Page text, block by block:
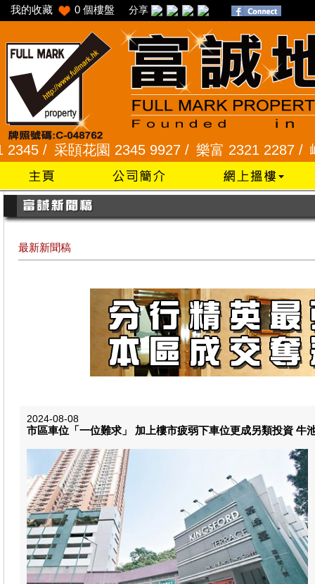
我的收藏 0 個樓盤 分享
采頣花園 2345 9927 /樂富 2321 2287 / 峻弦、
最新新聞稿
2024-08-08
市區車位「一位難求」 加上樓市疲弱下車位更成另類投資 牛